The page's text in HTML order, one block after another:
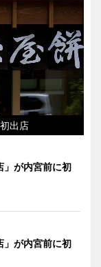
出店
」が内宮前に初
」が内宮前に初